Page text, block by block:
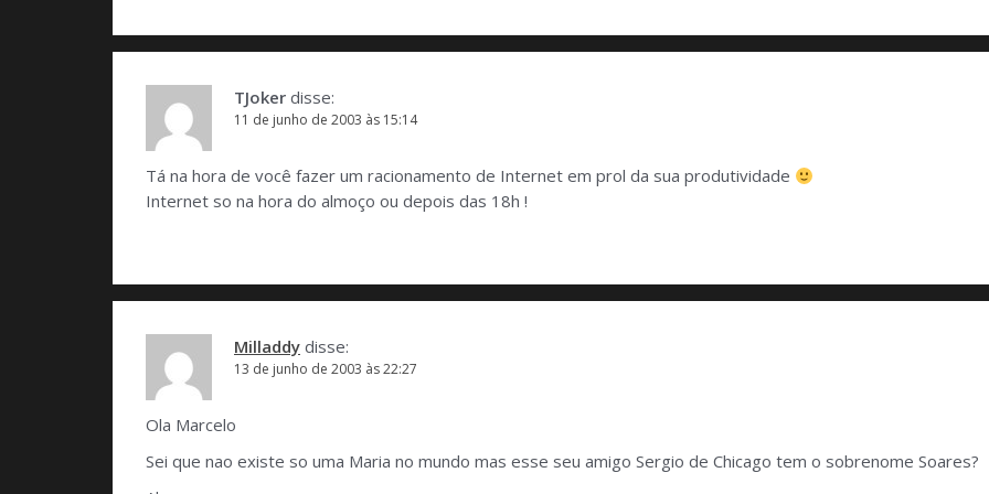
TJoker disse:
11 de junho de 2003 às 15:14
Tá na hora de você fazer um racionamento de Internet em prol da sua produtividade
Internet so na hora do almoço ou depois das 18h !
Milladdy disse:
13 de junho de 2003 às 22:27
Ola Marcelo
Sei que nao existe so uma Maria no mundo mas esse seu amigo Sergio de Chicago tem o sobrenome Soares?